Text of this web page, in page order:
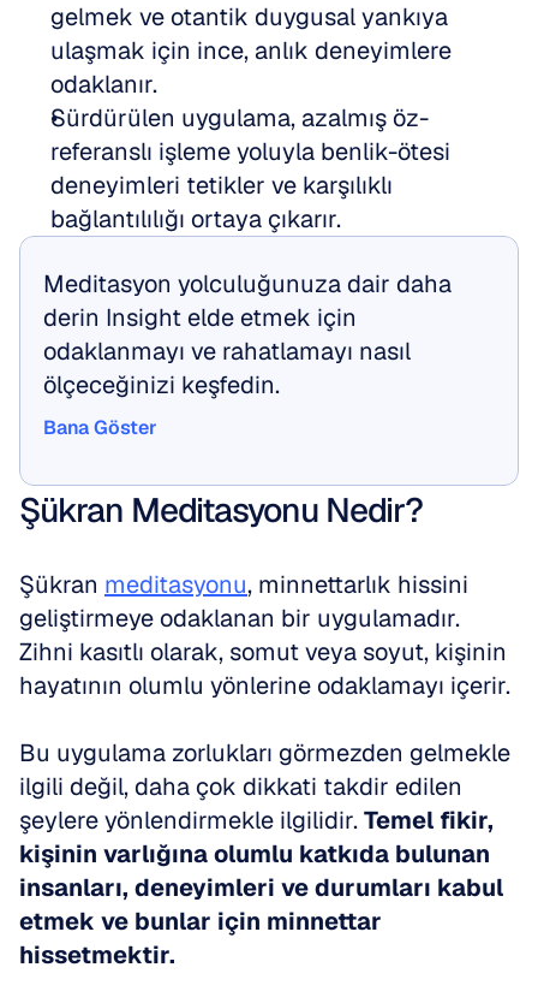
gelmek ve otantik duygusal yankıya
ulaşmak için ince, anlık deneyimlere
odaklanır.
Sürdürülen uygulama, azalmış öz-
referanslı işleme yoluyla benlik-ötesi
deneyimleri tetikler ve karşılıklı
bağlantılılığı ortaya çıkarır.
Meditasyon yolculuğunuza dair daha
derin Insight elde etmek için
odaklanmayı ve rahatlamayı nasıl
ölçeceğinizi keşfedin.
Bana Göster
Şükran Meditasyonu Nedir?
Şükran meditasyonu, minnettarlık hissini
geliştirmeye odaklanan bir uygulamadır.
Zihni kasıtlı olarak, somut veya soyut, kişinin
hayatının olumlu yönlerine odaklamayı içerir.
Bu uygulama zorlukları görmezden gelmekle
ilgili değil, daha çok dikkati takdir edilen
şeylere yönlendirmekle ilgilidir. Temel fikir,
kişinin varlığına olumlu katkıda bulunan
insanları, deneyimleri ve durumları kabul
etmek ve bunlar için minnettar
hissetmektir.